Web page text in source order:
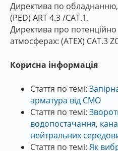
Директива по
(PED) ART 4.3 /CAT.1.
Директива про
атмосферах: (ATEX) CAT.3
Корисна інформація
Стаття по темі:
арматура від СМО
Стаття по темі:
водопостачання,
нейтральних
Стаття по темі: Як